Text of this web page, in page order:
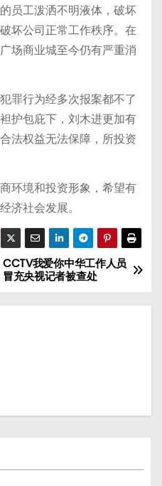
员工泼洒不明液体，破坏
坏公司正常工作秩序。在
场商业城至今仍有严重消
罪行为经多次报案都不了
护包庇下，刘木进更加有
法权益无法保障，所投资
环境和投资形象，希望有
济社会发展。
CCTV我爱你中华工作人员
冒充央视记者被查处